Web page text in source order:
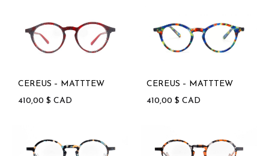
CEREUS – MATTTEW
410,00 $ CAD
CEREUS – MATTTEW
410,00 $ CAD